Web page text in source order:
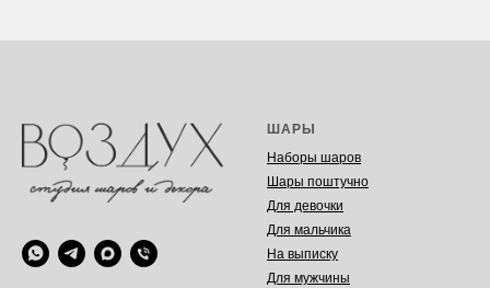
ШАРЫ
Наборы шаров
Шары поштучно
Для девочки
Для мальчика
На выписку
Для мужчины